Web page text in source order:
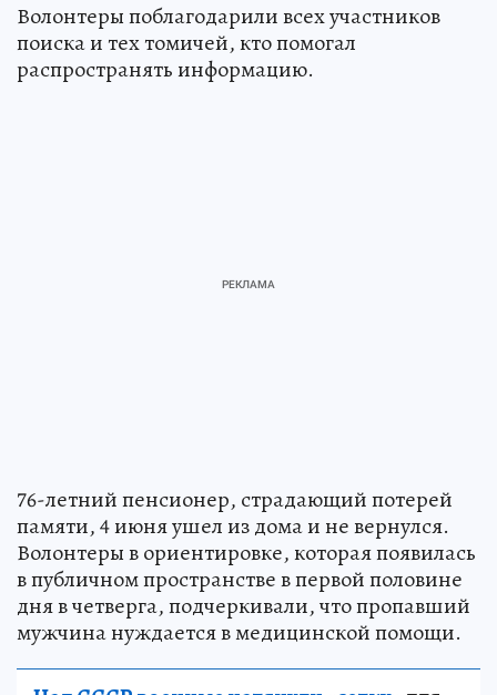
Волонтеры поблагодарили всех участников
поиска и тех томичей, кто помогал
распространять информацию.
76-летний пенсионер, страдающий потерей
памяти, 4 июня ушел из дома и не вернулся.
Волонтеры в ориентировке, которая появилась
в публичном пространстве в первой половине
дня в четверга, подчеркивали, что пропавший
мужчина нуждается в медицинской помощи.